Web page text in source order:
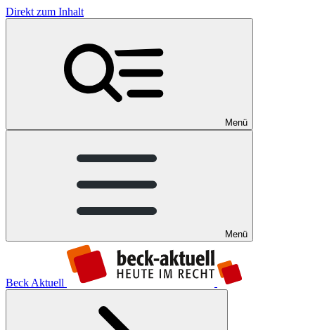
Direkt zum Inhalt
Menü
Menü
Beck Aktuell